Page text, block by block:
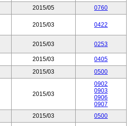
2015/05 0760
2015/03 0422
2015/03 0253
2015/03
0405
2015/03 0500
2015/03
0902
0903
0906
0907
2015/03
0500